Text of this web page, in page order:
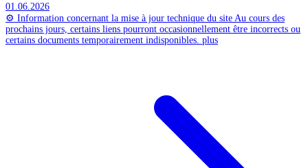
01.06.2026
⚙️ Information concernant la mise à jour technique du site Au cours des
prochains jours, certains liens pourront occasionnellement être incorrects ou
certains documents temporairement indisponibles. plus